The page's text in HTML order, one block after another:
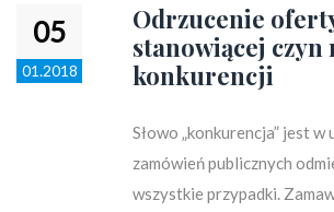
05
01.2018
Odrzucenie
stanowiącej czyn
konkurencji
Słowo „konkurencja” jest
zamówień publicznych
wszystkie przypadki.